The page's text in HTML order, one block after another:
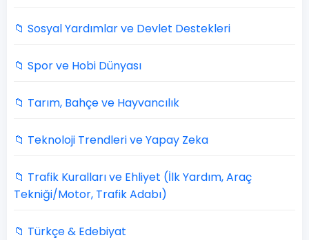
📁 Sosyal Yardımlar ve Devlet Destekleri
📁 Spor ve Hobi Dünyası
📁 Tarım, Bahçe ve Hayvancılık
📁 Teknoloji Trendleri ve Yapay Zeka
📁 Trafik Kuralları ve Ehliyet (İlk Yardım, Araç
Tekniği/Motor, Trafik Adabı)
📁 Türkçe & Edebiyat